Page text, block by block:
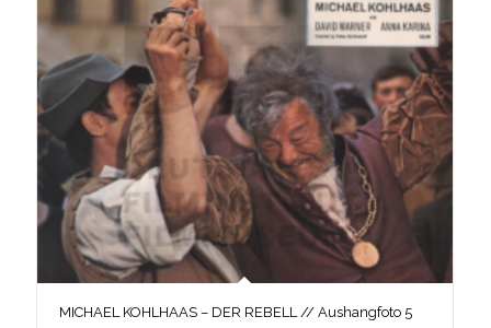
MICHAEL KOHLHAAS – DER REBELL // Aushangfoto 5